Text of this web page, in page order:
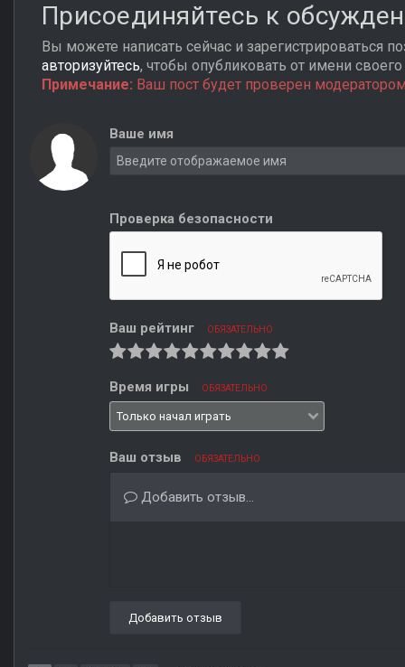
Присоединяйтесь к
Вы можете написать сейчас и зарегистрироваться
авторизуйтесь, чтобы опубликовать от имени своего
Примечание: Ваш пост будет проверен
Ваше имя
Проверка безопасности
Ваш рейтинг ОБЯЗАТЕЛЬНО
Время игры ОБЯЗАТЕЛЬНО
Ваш отзыв ОБЯЗАТЕЛЬНО
Добавить отзыв...
Добавить отзыв